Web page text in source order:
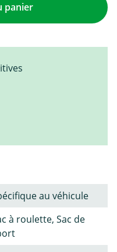
panier
au véhicule
à roulette, Sac de